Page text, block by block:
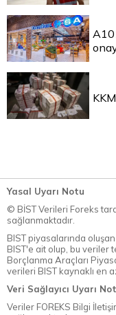
Yasal Uyarı Notu
© BİST Verileri Foreks
sağlanmaktadır.
BIST piyasalarında
BIST'e ait olup, bu veriler
Borçlanma Araçları
verileri BIST kaynaklı en
Veri Sağlayıcı Uyarı
Veriler FOREKS Bilgi